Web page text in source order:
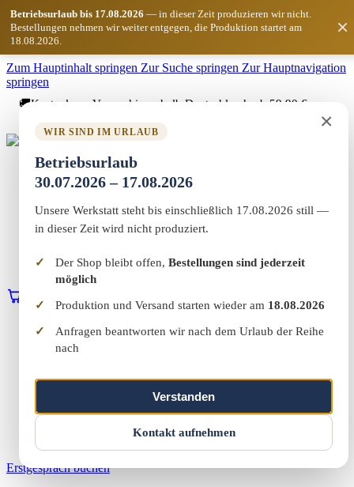
Zum Hauptinhalt springen Zur Suche springen Zur Hauptnavigation
springen
Betriebsurlaub bis 17.08.2026 — in dieser Zeit produzieren wir nicht.
Bestellungen nehmen wir weiter entgegen, die Produktion startet am
18.08.2026.
×
×
WIR SIND IM URLAUB
Betriebsurlaub
30.07.2026 – 17.08.2026
Unsere Werkstatt steht bis einschließlich 17.08.2026 still —
in dieser Zeit wird nicht produziert.
Der Shop bleibt offen, Bestellungen sind jederzeit
möglich
Produktion und Versand starten wieder am 18.08.2026
Anfragen beantworten wir nach dem Urlaub der Reihe
nach
Verstanden
Kontakt aufnehmen
🚚Kostenloser Versand innerhalb Deutschlands ab 59,90 €
Marketing-MV
Home
Shop
Vereinswelt
Reflect+
Kontakt
Warenkorb Erstgespräch buchen
Home
Marketing & Web
Reflect+
Über uns
Erstgespräch buchen